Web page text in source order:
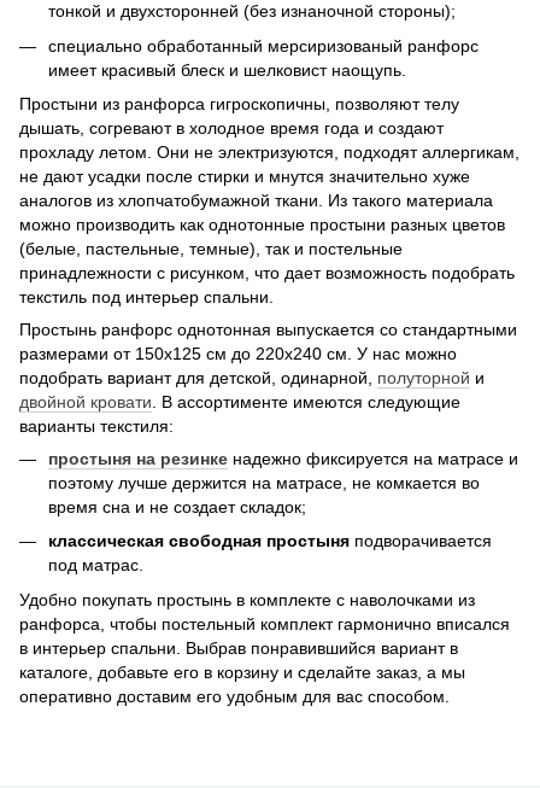
тонкой и двухсторонней (без изнаночной стороны);
специально обработанный мерсиризованый ранфорс
имеет красивый блеск и шелковист наощупь.
Простыни из ранфорса гигроскопичны, позволяют телу
дышать, согревают в холодное время года и создают
прохладу летом. Они не электризуются, подходят аллергикам,
не дают усадки после стирки и мнутся значительно хуже
аналогов из хлопчатобумажной ткани. Из такого материала
можно производить как однотонные простыни разных цветов
(белые, пастельные, темные), так и постельные
принадлежности с рисунком, что дает возможность подобрать
текстиль под интерьер спальни.
Простынь ранфорс однотонная выпускается со стандартными
размерами от 150х125 см до 220х240 см. У нас можно
подобрать вариант для детской, одинарной, полуторной и
двойной кровати . В ассортименте имеются следующие
варианты текстиля:
простыня на резинке надежно фиксируется на матрасе и
поэтому лучше держится на матрасе, не комкается во
время сна и не создает складок;
классическая свободная простыня подворачивается
под матрас.
Удобно покупать простынь в комплекте с наволочками из
ранфорса, чтобы постельный комплект гармонично вписался
в интерьер спальни. Выбрав понравившийся вариант в
каталоге, добавьте его в корзину и сделайте заказ, а мы
оперативно доставим его удобным для вас способом.